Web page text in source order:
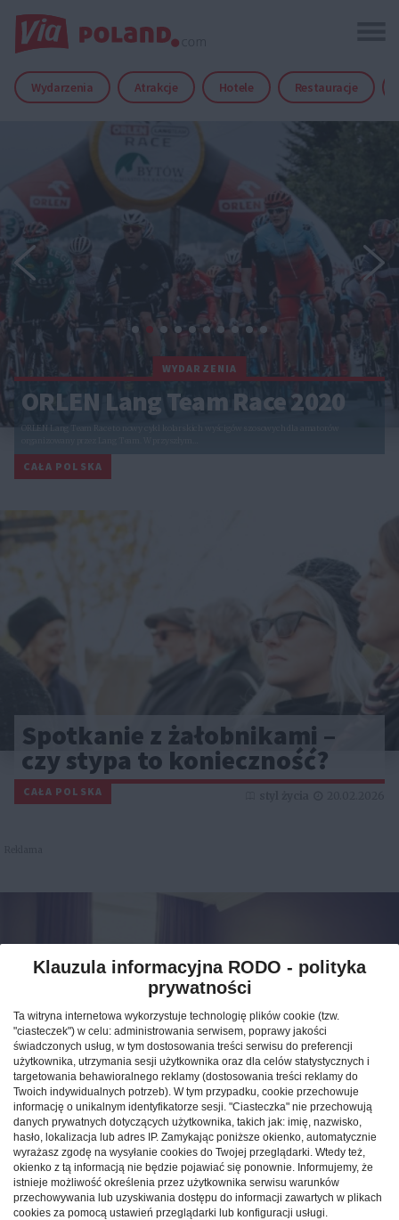
Wydarzenia Atrakcje Hotele Restauracje
WYDARZENIA
ORLEN Lang Team Race 2020
ORLEN Lang Team Race to nowy cykl kolarskich wyścigów szosowych dla amatorów
CAŁA POLSKA
Spotkanie z żałobnikami –
czy stypa to konieczność?
CAŁA POLSKA
Jak znaleźć idealny nocleg
podczas podróży po Polsce?
CAŁA POLSKA hotele 04.02.2026
Klauzula informacyjna RODO - polityka
prywatności
Ta witryna internetowa wykorzystuje technologię plików cookie (tzw.
"ciasteczek") w celu: administrowania serwisem, poprawy jakości
świadczonych usług, w tym dostosowania treści serwisu do preferencji
użytkownika, utrzymania sesji użytkownika oraz dla celów statystycznych i
targetowania behawioralnego reklamy (dostosowania treści reklamy do
Twoich indywidualnych potrzeb). W tym przypadku, cookie przechowuje
informację o unikalnym identyfikatorze sesji. "Ciasteczka" nie przechowują
danych prywatnych dotyczących użytkownika, takich jak: imię, nazwisko,
hasło, lokalizacja lub adres IP. Zamykając poniższe okienko, automatycznie
wyrażasz zgodę na wysyłanie cookies do Twojej przeglądarki. Wtedy też,
okienko z tą informacją nie będzie pojawiać się ponownie. Informujemy, że
istnieje możliwość określenia przez użytkownika serwisu warunków
przechowywania lub uzyskiwania dostępu do informacji zawartych w plikach
cookies za pomocą ustawień przeglądarki lub konfiguracji usługi.